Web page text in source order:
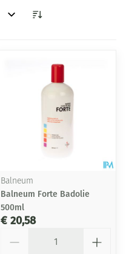
Balneum
Balneum Forte Badolie
500ml
€ 20,58